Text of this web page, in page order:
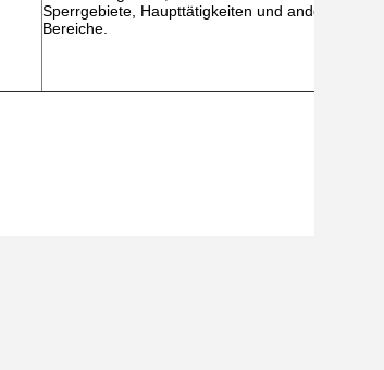
Sperrgebiete, Haupttätigkeiten und andere
Bereiche.